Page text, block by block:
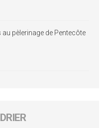
pèlerinage de Pentecôte